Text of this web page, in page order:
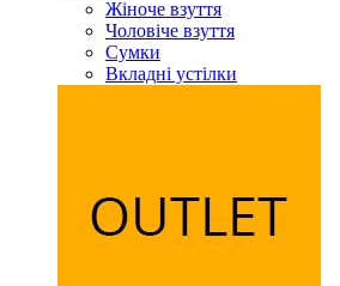
Жіноче взуття
Чоловіче взуття
Сумки
Вкладні устілки